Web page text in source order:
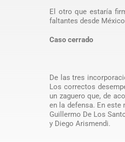
El otro que estaría
faltantes desde
Caso cerrado
De las tres
Los correctos
un zaguero que, de
en la defensa. En
Guillermo De Los
y Diego Arismendi.